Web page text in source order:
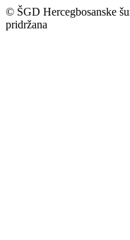
© ŠGD Hercegbosanske
pridržana